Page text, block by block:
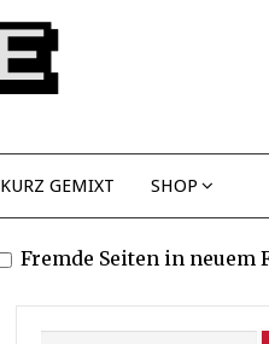
KURZ GEMIXT SHOP
Fremde Seiten in neuem